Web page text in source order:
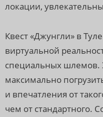
локации,
Квест «Джунгли» в
виртуальной
специальных шлемов.
максимально
и впечатления от
чем от стандартного.